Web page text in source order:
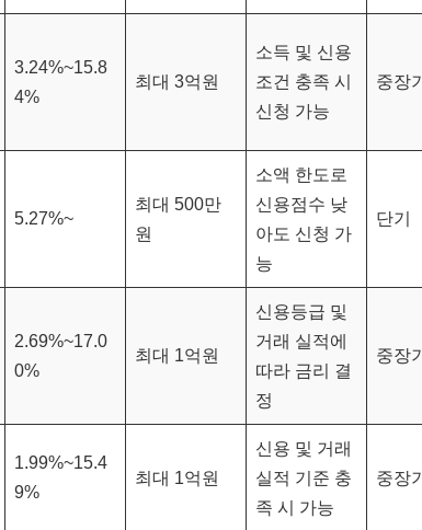
3.24%~15.8
4%
최대 3억원
소득 및 신용
조건 충족 시
신청 가능
중장기
5.27%~
최대 500만
원
소액 한도로
신용점수 낮
아도 신청 가
능
단기
2.69%~17.0
0%
최대 1억원
신용등급 및
거래 실적에
따라 금리 결
정
중장기
1.99%~15.4
9%
최대 1억원
신용 및 거래
실적 기준 충
족 시 가능
중장기